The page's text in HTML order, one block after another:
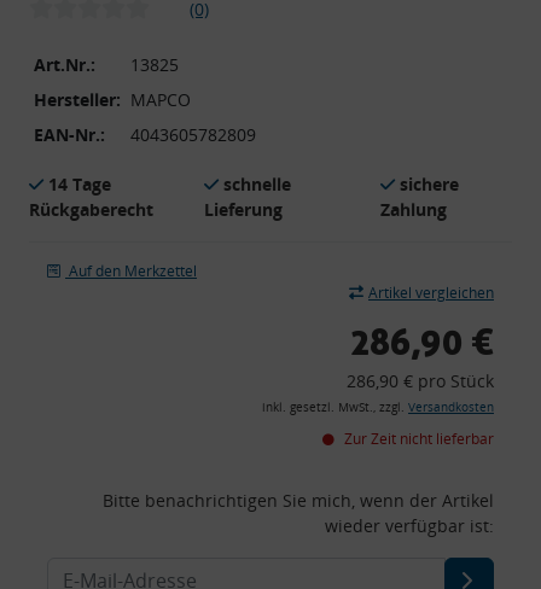
(0)
Art.Nr.:
13825
Hersteller: MAPCO
EAN-Nr.:
4043605782809
14 Tage
Rückgaberecht
schnelle
Lieferung
sichere
Zahlung
Auf den Merkzettel
Artikel vergleichen
286,90 €
286,90 € pro Stück
inkl. gesetzl. MwSt., zzgl. Versandkosten
Zur Zeit nicht lieferbar
Bitte benachrichtigen Sie mich, wenn der Artikel
wieder verfügbar ist: